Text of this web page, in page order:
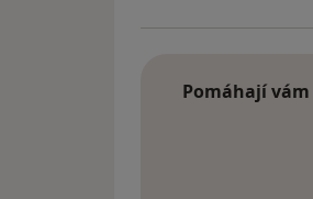
Pomáhají